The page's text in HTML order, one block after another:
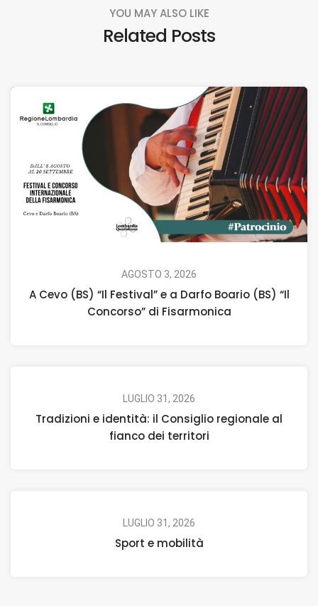
YOU MAY ALSO LIKE
Related Posts
AGOSTO 3, 2026
A Cevo (BS) “Il Festival” e a Darfo Boario (BS) “Il
Concorso” di Fisarmonica
LUGLIO 31, 2026
Tradizioni e identità: il Consiglio regionale al
fianco dei territori
LUGLIO 31, 2026
Sport e mobilità